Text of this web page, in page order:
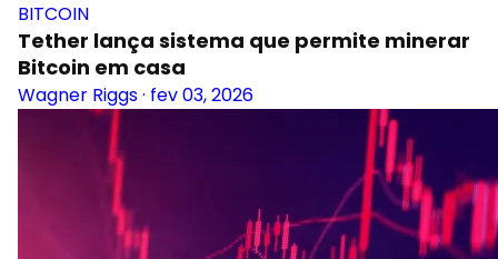
BITCOIN
Tether lança sistema que permite minerar
Bitcoin em casa
Wagner Riggs· fev 03, 2026